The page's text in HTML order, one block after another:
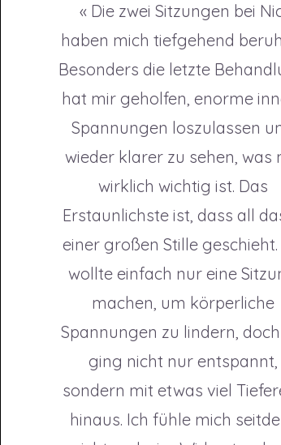
« Die zwei Sitzungen bei
haben mich tiefgehend
Besonders die letzte
hat mir geholfen, enorme
Spannungen loszulassen
wieder klarer zu sehen, was
wirklich wichtig ist. Das
Erstaunlichste ist, dass all
einer großen Stille geschieht.
wollte einfach nur eine
machen, um körperliche
Spannungen zu lindern,
ging nicht nur entspannt,
sondern mit etwas viel
hinaus. Ich fühle mich